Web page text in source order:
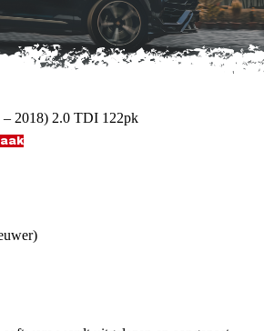
2018) 2.0 TDI 122pk